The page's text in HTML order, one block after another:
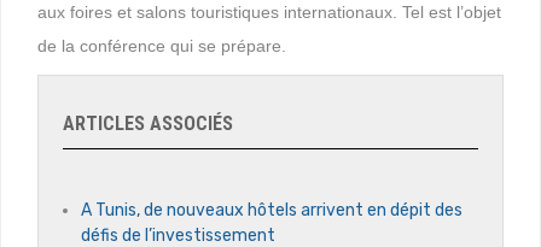
aux foires et salons touristiques internationaux. Tel est l’objet
de la conférence qui se prépare.
ARTICLES ASSOCIÉS
A Tunis, de nouveaux hôtels arrivent en dépit des
défis de l’investissement